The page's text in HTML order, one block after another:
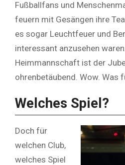
Fußballfans und
feuern mit Gesängen ihre
es sogar Leuchtfeuer und
interessant anzusehen
Heimmannschaft ist der
ohrenbetäubend. Wow. Was
Welches Spiel?
Doch für
welchen Club,
welches Spiel